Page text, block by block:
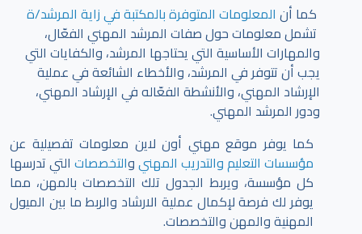
كما أن المعلومات المتوفرة بالمكتبة في زاية المرشد/ة
تشمل معلومات حول صفات المرشد المهني الفعّال،
والمهارات الأساسية التي يحتاجها المرشد، والكفايات التي
يجب أن تتوفر في المرشد، والأخطاء الشائعة في عملية
الإرشاد المهني، والأنشطة الفعّاله في الإرشاد المهني،
ودور المرشد المهني.
كما يوفر موقع مهني أون لاين معلومات تفصيلية عن
مؤسسات التعليم والتدريب المهنيوالتخصصات التي تدرسها
كل مؤسسة، ويربط الجدول تلك التخصصات بالمهن، مما
يوفر لك فرصة لإكمال عملية الارشاد والربط ما بين الميول
المهنية والمهن والتخصصات.